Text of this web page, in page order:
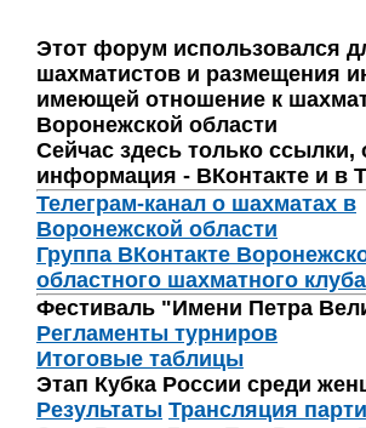
Этот форум использовался
шахматистов и размещения
имеющей отношение к
Воронежской области
Сейчас здесь только ссылки,
информация - ВКонтакте и в
Телеграм-канал о шахматах в
Воронежской области
Группа ВКонтакте
областного шахматного клуба
Фестиваль "Имени Петра
Регламенты турниров
Итоговые таблицы
Этап Кубка России среди
Результаты Трансляция